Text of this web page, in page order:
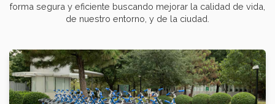
forma segura y eficiente buscando mejorar la calidad de vida,
de nuestro entorno, y de la ciudad.